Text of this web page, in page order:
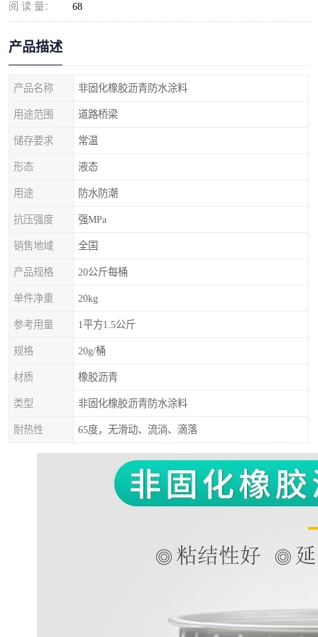
阅 读 量： 68
产品描述
产品名称 非固化橡胶沥青防水涂料
用途范围 道路桥梁
储存要求 常温
形态 液态
用途 防水防潮
抗压强度 强MPa
销售地域 全国
产品规格 20公斤每桶
单件净重 20kg
参考用量 1平方1.5公斤
规格 20g/桶
材质 橡胶沥青
类型 非固化橡胶沥青防水涂料
耐热性 65度，无滑动、流淌、滴落